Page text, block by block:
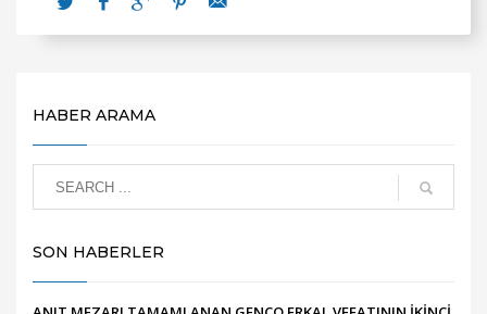
HABER ARAMA
SON HABERLER